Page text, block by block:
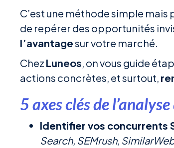
C’est une méthode simple
de repérer des opportunités
l’avantagesur votre marché.
Chez Luneos, on vous guide
actions concrètes, et surtout,
5 axes clés de
Identifier vos concurrents
Search, SEMrush,